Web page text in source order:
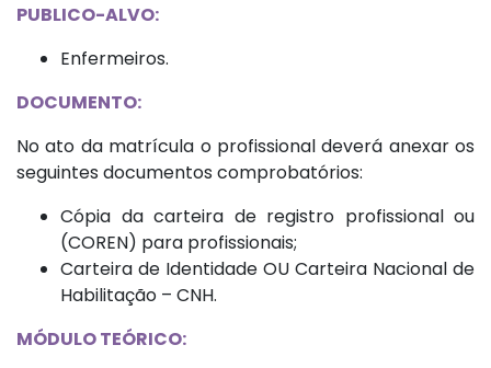
PUBLICO-ALVO:
Enfermeiros.
DOCUMENTO:
No ato da matrícula o profissional deverá anexar os
seguintes documentos comprobatórios:
Cópia da carteira de registro profissional ou
(COREN) para profissionais;
Carteira de Identidade OU Carteira Nacional de
Habilitação – CNH.
MÓDULO TEÓRICO: